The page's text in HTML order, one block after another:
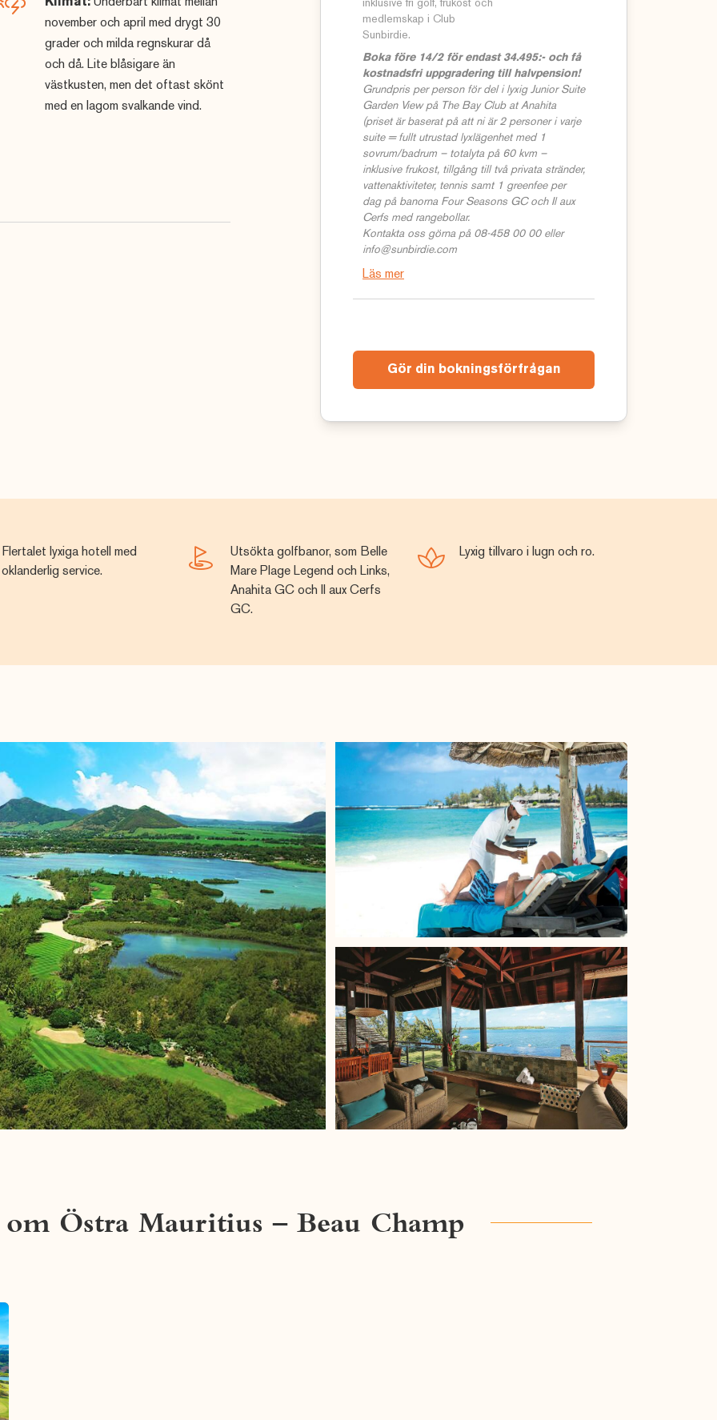
Klimat: Underbart klimat mellan
november och april med drygt 30
grader och milda regnskurar då
och då. Lite blåsigare än
västkusten, men det oftast skönt
med en lagom svalkande vind.
inklusive fri golf, frukost och
medlemskap i Club
Sunbirdie.
Boka före 14/2 för endast 34.495:- och få
kostnadsfri uppgradering till halvpension!
Grundpris per person för del i lyxig Junior Suite
Garden View på The Bay Club at Anahita
(priset är baserat på att ni är 2 personer i varje
suite = fullt utrustad lyxlägenhet med 1
sovrum/badrum – totalyta på 60 kvm –
inklusive frukost, tillgång till två privata stränder,
vattenaktiviteter, tennis samt 1 greenfee per
dag på banorna Four Seasons GC och Il aux
Cerfs med rangebollar.
Kontakta oss görna på 08-458 00 00 eller
info@sunbirdie.com
Läs mer
Gör din bokningsförfrågan
Flertalet lyxiga hotell med
oklanderlig service.
Utsökta golfbanor, som Belle
Mare Plage Legend och Links,
Anahita GC och Il aux Cerfs
GC.
Lyxig tillvaro i lugn och ro.
Östra Mauritius – Beau Champ